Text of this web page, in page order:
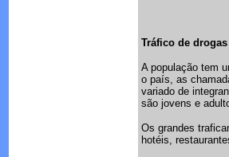
Tráfico de
A população tem
o país, as
variado de
são jovens e
Os grandes
hotéis,